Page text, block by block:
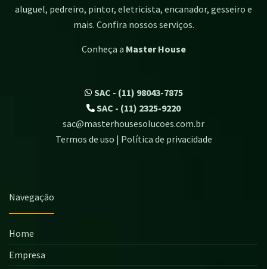
aluguel, pedreiro, pintor, eletricista, encanador, gesseiro e
mais. Confira nossos serviços.
Conheça a Master House
SAC - (11) 98043-7875
SAC - (11) 2325-9220
sac@masterhousesolucoes.com.br
Termos de uso | Política de privacidade
Navegação
Home
Empresa